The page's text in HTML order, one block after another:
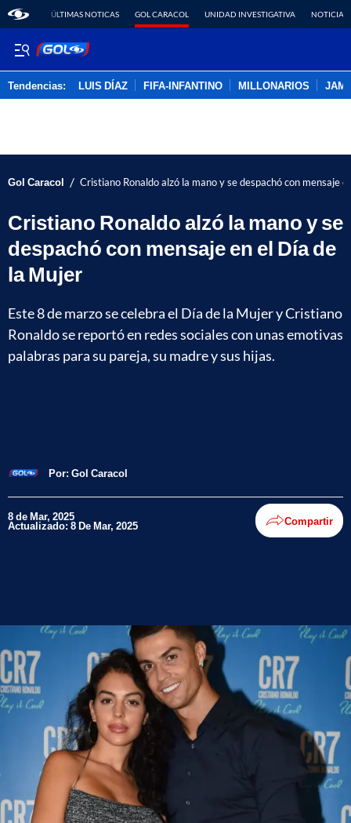
ÚLTIMAS NOTICAS GOL CARACOL UNIDAD INVESTIGATIVA NOTICIAS
Tendencias: LUIS DÍAZ FIFA-INFANTINO MILLONARIOS
Gol Caracol / Cristiano Ronaldo alzó la mano y se despachó con mensaje
Cristiano Ronaldo alzó la mano y se
despachó con mensaje en el Día de
la Mujer
Este 8 de marzo se celebra el Día de la Mujer y Cristiano
Ronaldo se reportó en redes sociales con unas emotivas
palabras para su pareja, su madre y sus hijas.
Por: Gol Caracol
8 de Mar, 2025
Actualizado: 8 De Mar, 2025 Compartir